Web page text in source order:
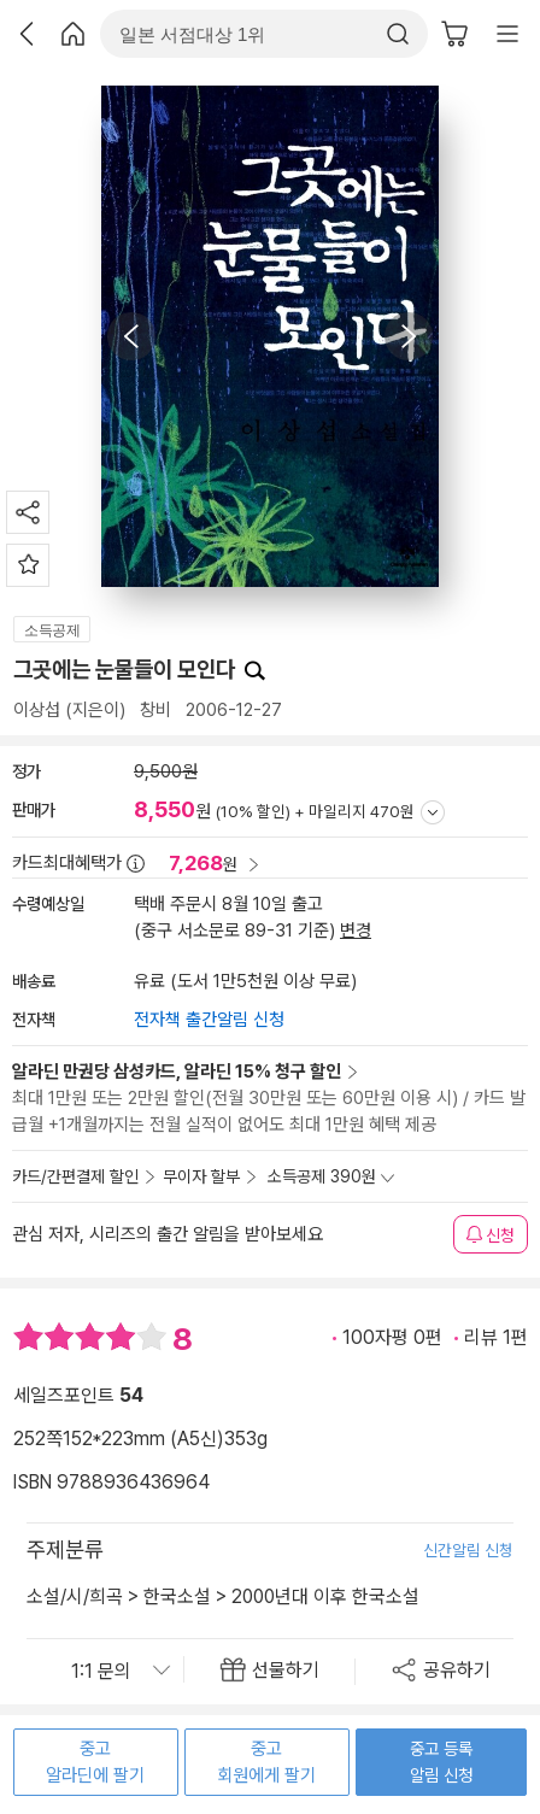
소득공제
그곳에는 눈물들이 모인다
이상섭 (지은이) 창비 2006-12-27
정가 9,500원
판매가 8,550원 (10% 할인) + 마일리지 470원
카드최대혜택가 7,268원
수령예상일
택배 주문시 8월 10일 출고
(중구 서소문로 89-31 기준) 변경
배송료 유료 (도서 1만5천원 이상 무료)
전자책 전자책 출간알림 신청
알라딘 만권당 삼성카드, 알라딘 15% 청구 할인
최대 1만원 또는 2만원 할인(전월 30만원 또는 60만원 이용 시) / 카드 발
급월 +1개월까지는 전월 실적이 없어도 최대 1만원 혜택 제공
카드/간편결제 할인 무이자 할부 소득공제 390원
관심 저자, 시리즈의 출간 알림을 받아보세요 신청
8 100자평 0편 리뷰 1편
세일즈포인트 54
252쪽152*223mm (A5신)353g
ISBN 9788936436964
주제분류 신간알림 신청
소설/시/희곡 > 한국소설 > 2000년대 이후 한국소설
선물하기 공유하기
중고
알라딘에 팔기
중고
회원에게 팔기
중고 등록
알림 신청